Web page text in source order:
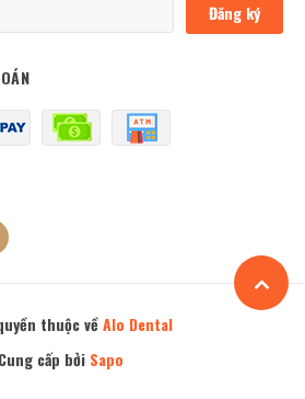
Đăng ký
thuộc vềAlo Dental
Cung cấp bởi Sapo